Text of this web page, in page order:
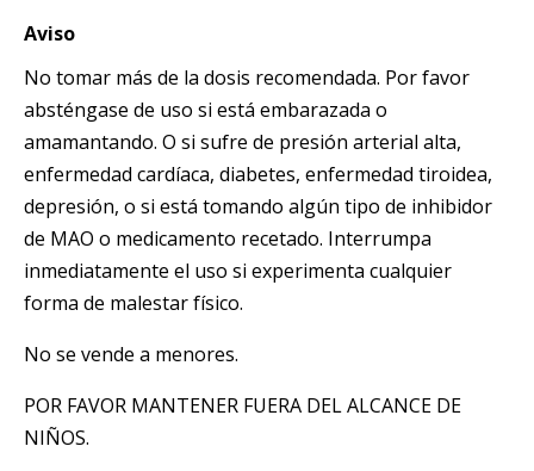
Aviso
No tomar más de la dosis recomendada. Por favor
absténgase de uso si está embarazada o
amamantando. O si sufre de presión arterial alta,
enfermedad cardíaca, diabetes, enfermedad tiroidea,
depresión, o si está tomando algún tipo de inhibidor
de MAO o medicamento recetado. Interrumpa
inmediatamente el uso si experimenta cualquier
forma de malestar físico.
No se vende a menores.
POR FAVOR MANTENER FUERA DEL ALCANCE DE
NIÑOS.